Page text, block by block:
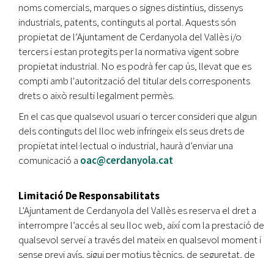
noms comercials, marques o signes distintius, dissenys
industrials, patents, continguts al portal. Aquests són
propietat de l’Ajuntament de Cerdanyola del Vallès i/o
tercers i estan protegits per la normativa vigent sobre
propietat industrial. No es podrà fer cap ús, llevat que es
compti amb l'autorització del titular dels corresponents
drets o això resulti legalment permès.
En el cas que qualsevol usuari o tercer consideri que algun
dels continguts del lloc web infringeix els seus drets de
propietat intel·lectual o industrial, haurà d’enviar una
comunicació a oac@cerdanyola.cat
Limitació De Responsabilitats
L'Ajuntament de Cerdanyola del Vallès es reserva el dret a
interrompre l’accés al seu lloc web, així com la prestació de
qualsevol servei a través del mateix en qualsevol moment i
sense previ avís, sigui per motius tècnics, de seguretat, de